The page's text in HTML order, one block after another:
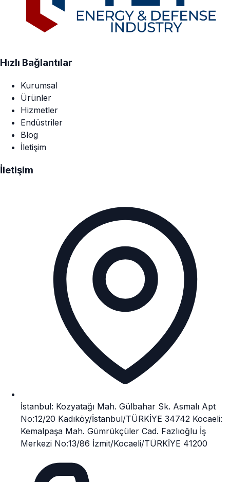
Hızlı Bağlantılar
Kurumsal
Ürünler
Hizmetler
Endüstriler
Blog
İletişim
İletişim
İstanbul: Kozyatağı Mah. Gülbahar Sk. Asmalı Apt
No:12/20 Kadıköy/İstanbul/TÜRKİYE 34742 Kocaeli:
Kemalpaşa Mah. Gümrükçüler Cad. Fazlıoğlu İş
Merkezi No:13/86 İzmit/Kocaeli/TÜRKİYE 41200